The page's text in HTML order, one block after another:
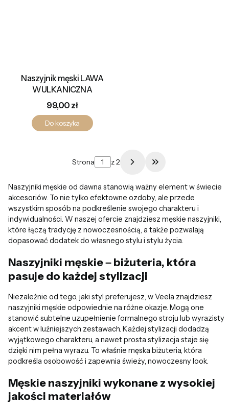
Naszyjnik męski LAWA
WULKANICZNA
Cena
99,00 zł
Do koszyka
Strona z 2 Przejdź do
Naszyjniki męskie od dawna stanowią ważny element w świecie
akcesoriów. To nie tylko efektowne ozdoby, ale przede
wszystkim sposób na podkreślenie swojego charakteru i
indywidualności. W naszej ofercie znajdziesz męskie naszyjniki,
które łączą tradycję z nowoczesnością, a także pozwalają
dopasować dodatek do własnego stylu i stylu życia.
Naszyjniki męskie – biżuteria, która
pasuje do każdej stylizacji
Niezależnie od tego, jaki styl preferujesz, w Veela znajdziesz
naszyjniki męskie odpowiednie na różne okazje. Mogą one
stanowić subtelne uzupełnienie formalnego stroju lub wyrazisty
akcent w luźniejszych zestawach. Każdej stylizacji dodadzą
wyjątkowego charakteru, a nawet prosta stylizacja staje się
dzięki nim pełna wyrazu. To właśnie męska biżuteria, która
podkreśla osobowość i zapewnia świeży, nowoczesny look.
Męskie naszyjniki wykonane z wysokiej
jakości materiałów